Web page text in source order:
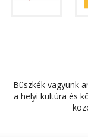
Büszkék vagyunk
a helyi kultúra és